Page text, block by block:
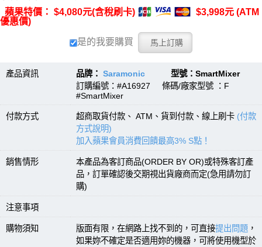
蘋果特價： $4,080元(含稅刷卡)
$3,998元 (ATM
優惠價)
是的我要購買
產品資訊 品牌： Saramonic 型號：SmartMixer
訂購編號：#A16927 條碼/廠家型號 ：F
#SmartMixer
付款方式 超商取貨付款、 ATM、貨到付款、線上刷卡 (付款
方式說明)
加入蘋果會員消費回饋最高3% S點！
銷售情形
本產品為客訂商品(ORDER BY OR)或特殊客訂產
品，訂單確認後交期視出貨廠商而定(急用請勿訂
購)
注意事項
購物須知 版面有限，在網路上找不到的，可直接提出問題 ，
如果妳不確定是否適用妳的機器，可將使用機型於